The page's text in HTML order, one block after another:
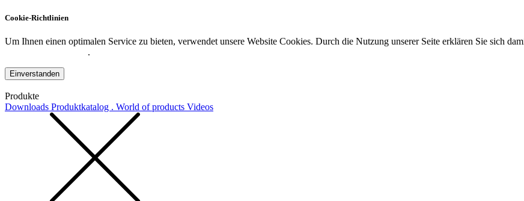
Cookie-Richtlinien
Um Ihnen einen optimalen Service zu bieten, verwendet unsere Website Cookies. Durch die Nutzung unserer Seite erklären Sie sich
.
Einverstanden
Produkte
Downloads Produktkatalog . World of products Videos